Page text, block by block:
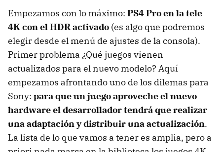
Empezamos con lo máximo: PS4 Pro en la tele
4K con el HDR activado (es algo que podremos
elegir desde el menú de ajustes de la consola).
Primer problema ¿Qué juegos vienen
actualizados para el nuevo modelo? Aquí
empezamos afrontando uno de los dilemas para
Sony: para que un juego aproveche el nuevo
hardware el desarrollador tendrá que realizar
una adaptación y distribuir una actualización.
La lista de lo que vamos a tener es amplia, pero a